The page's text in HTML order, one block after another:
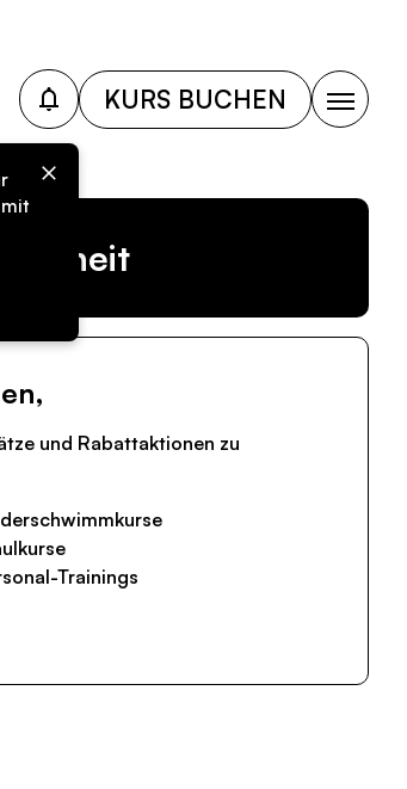
KURS BUCHEN
und Rabattaktionen zu
Trainings